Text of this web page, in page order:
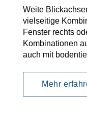
Weite
vielseitige
Fenster rechts
Kombinationen
auch mit
Mehr